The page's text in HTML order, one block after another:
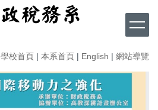
學校首頁 | 本系首頁 | English | 網站導覽